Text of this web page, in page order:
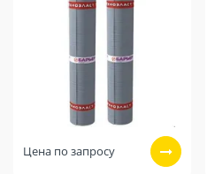
Цена по запросу